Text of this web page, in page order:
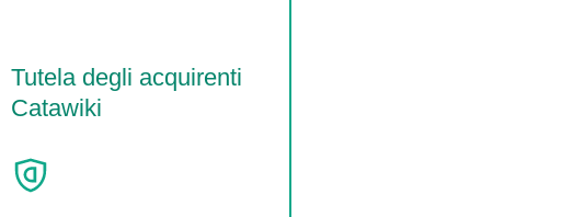
Tutela degli acquirenti
Catawiki